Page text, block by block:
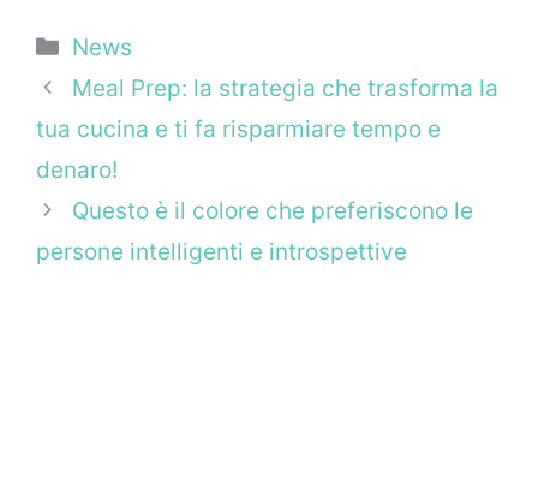
Categorie
News
Meal Prep: la strategia che trasforma la
tua cucina e ti fa risparmiare tempo e
denaro!
Questo è il colore che preferiscono le
persone intelligenti e introspettive